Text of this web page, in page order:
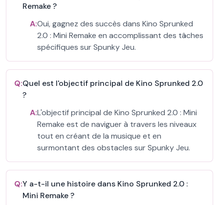
Remake ?
A:Oui, gagnez des succès dans Kino Sprunked
2.0 : Mini Remake en accomplissant des tâches
spécifiques sur Spunky Jeu.
Q:Quel est l'objectif principal de Kino Sprunked 2.0
?
A:L'objectif principal de Kino Sprunked 2.0 : Mini
Remake est de naviguer à travers les niveaux
tout en créant de la musique et en
surmontant des obstacles sur Spunky Jeu.
Q:Y a-t-il une histoire dans Kino Sprunked 2.0 :
Mini Remake ?